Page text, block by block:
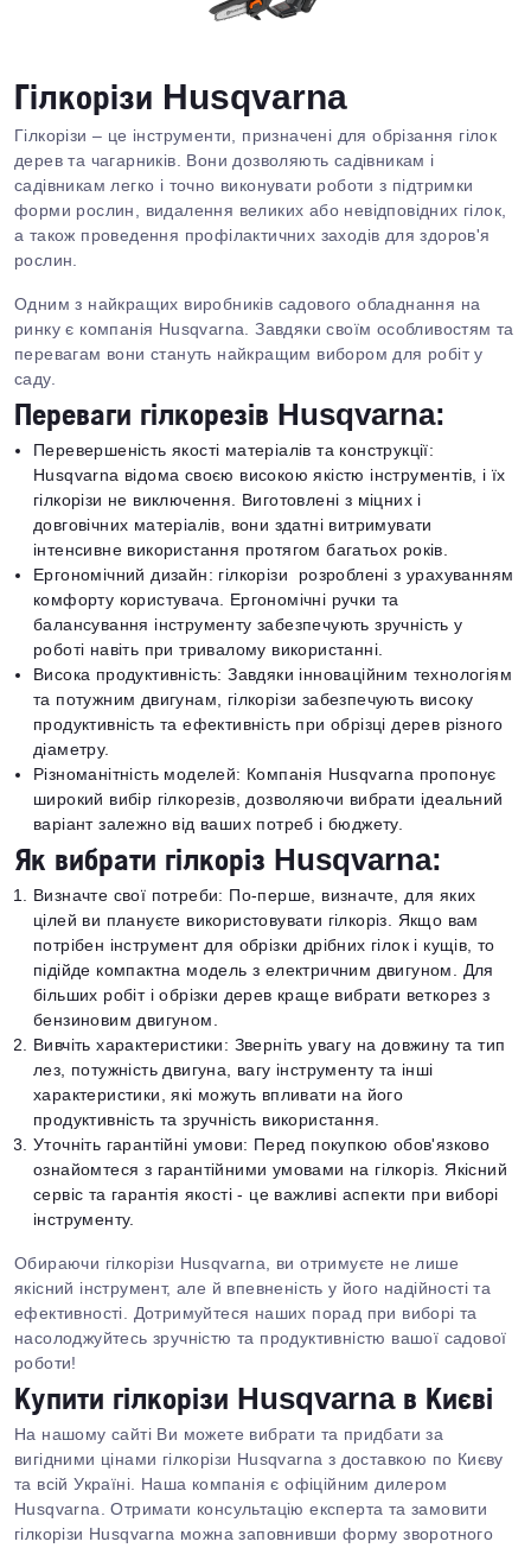
Гілкорізи Husqvarna
Гілкорізи – це інструменти, призначені для обрізання гілок
дерев та чагарників. Вони дозволяють садівникам і
садівникам легко і точно виконувати роботи з підтримки
форми рослин, видалення великих або невідповідних гілок,
а також проведення профілактичних заходів для здоров'я
рослин.
Одним з найкращих виробників садового обладнання на
ринку є компанія Husqvarna. Завдяки своїм особливостям та
перевагам вони стануть найкращим вибором для робіт у
саду.
Переваги гілкорезів Husqvarna:
Перевершеність якості матеріалів та конструкції:
Husqvarna відома своєю високою якістю інструментів, і їх
гілкорізи не виключення. Виготовлені з міцних і
довговічних матеріалів, вони здатні витримувати
інтенсивне використання протягом багатьох років.
Ергономічний дизайн: гілкорізи розроблені з урахуванням
комфорту користувача. Ергономічні ручки та
балансування інструменту забезпечують зручність у
роботі навіть при тривалому використанні.
Висока продуктивність: Завдяки інноваційним технологіям
та потужним двигунам, гілкорізи забезпечують високу
продуктивність та ефективність при обрізці дерев різного
діаметру.
Різноманітність моделей: Компанія Husqvarna пропонує
широкий вибір гілкорезів, дозволяючи вибрати ідеальний
варіант залежно від ваших потреб і бюджету.
Як вибрати гілкоріз Husqvarna:
Визначте свої потреби: По-перше, визначте, для яких
цілей ви плануєте використовувати гілкоріз. Якщо вам
потрібен інструмент для обрізки дрібних гілок і кущів, то
підійде компактна модель з електричним двигуном. Для
більших робіт і обрізки дерев краще вибрати веткорез з
бензиновим двигуном.
Вивчіть характеристики: Зверніть увагу на довжину та тип
лез, потужність двигуна, вагу інструменту та інші
характеристики, які можуть впливати на його
продуктивність та зручність використання.
Уточніть гарантійні умови: Перед покупкою обов'язково
ознайомтеся з гарантійними умовами на гілкоріз. Якісний
сервіс та гарантія якості - це важливі аспекти при виборі
інструменту.
Обираючи гілкорізи Husqvarna, ви отримуєте не лише
якісний інструмент, але й впевненість у його надійності та
ефективності. Дотримуйтеся наших порад при виборі та
насолоджуйтесь зручністю та продуктивністю вашої садової
роботи!
Купити гілкорізи Husqvarna в Києві
На нашому сайті Ви можете вибрати та придбати за
вигідними цінами гілкорізи Husqvarna з доставкою по Києву
та всій Україні. Наша компанія є офіційним дилером
Husqvarna. Отримати консультацію експерта та замовити
гілкорізи Husqvarna можна заповнивши форму зворотного